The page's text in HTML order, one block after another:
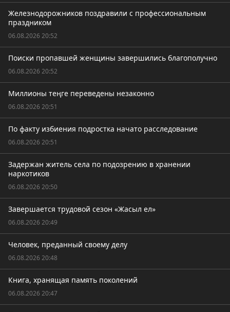
Железнодорожников поздравили с профессиональным
праздником
06.08.2026 20:52
Поиски пропавшей женщины завершились благополучно
06.08.2026 20:52
Миллионы теңге переведены незаконно
06.08.2026 20:51
По факту избиения подростка начато расследование
06.08.2026 20:51
Задержан житель села по подозрению в хранении
наркотиков
06.08.2026 20:50
Завершается трудовой сезон «Жасыл ел»
06.08.2026 20:49
Человек, преданный своему делу
06.08.2026 20:48
Книга, хранящая память поколений
06.08.2026 20:47